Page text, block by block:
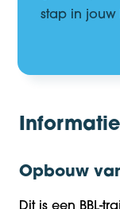
stap in
Opbouw
Dit is een BBL-